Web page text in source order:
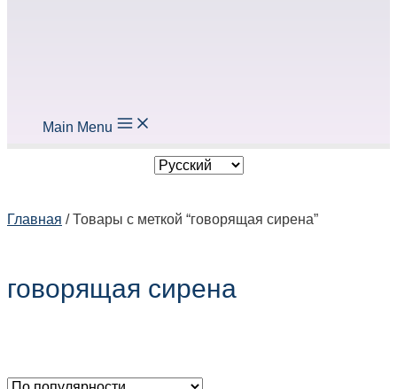
Main Menu
Главная / Товары с меткой “говорящая сирена”
говорящая сирена